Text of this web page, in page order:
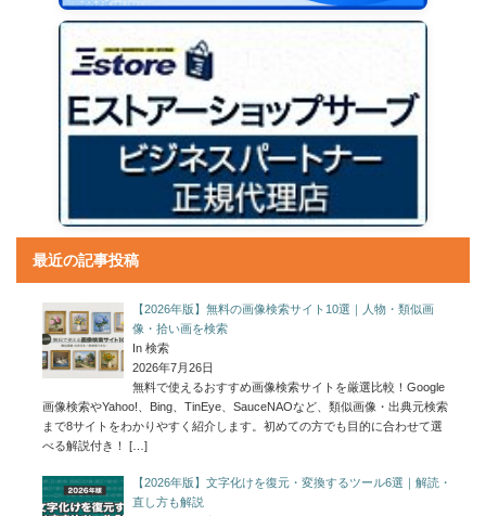
最近の記事投稿
【2026年版】無料の画像検索サイト10選｜人物・類似画
像・拾い画を検索
In 検索
2026年7月26日
無料で使えるおすすめ画像検索サイトを厳選比較！Google
画像検索やYahoo!、Bing、TinEye、SauceNAOなど、類似画像・出典元検索
まで8サイトをわかりやすく紹介します。初めての方でも目的に合わせて選
べる解説付き！
[…]
【2026年版】文字化けを復元・変換するツール6選｜解読・
直し方も解説